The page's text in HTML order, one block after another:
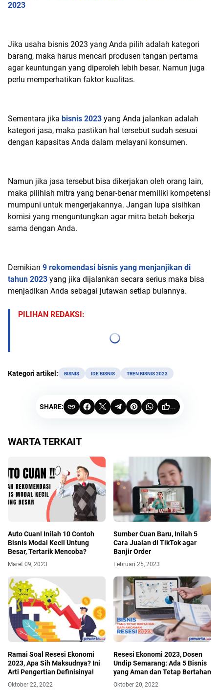
2023
Jika usaha bisnis 2023 yang Anda pilih adalah kategori
barang, maka harus mencari produsen tangan pertama
agar keuntungan yang diperoleh lebih besar. Namun juga
perlu memperhatikan faktor kualitas.
Sementara jika bisnis 2023 yang Anda jalankan adalah
kategori jasa, maka pastikan hal tersebut sudah sesuai
dengan kapasitas Anda dalam melayani konsumen.
Namun jika jasa tersebut bisa dikerjakan oleh orang lain,
maka pilihlah mitra yang benar-benar memiliki kompetensi
mumpuni untuk mengerjakannya. Jangan lupa sisihkan
komisi yang menguntungkan agar mitra betah bekerja
sama dengan Anda.
Demikian 9 rekomendasi bisnis yang menjanjikan di
tahun 2023 yang jika dijalankan secara serius maka bisa
menjadikan Anda sebagai jutawan setiap bulannya.
PILIHAN REDAKSI:
Kategori artikel: BISNIS IDE BISNIS TREN BISNIS 2023
SHARE: ...
WARTA TERKAIT
Auto Cuan! Inilah 10 Contoh
Bisnis Modal Kecil Untung
Besar, Tertarik Mencoba?
Maret 09, 2023
Sumber Cuan Baru, Inilah 5
Cara Jualan di TikTok agar
Banjir Order
Februari 25, 2023
Ramai Soal Resesi Ekonomi
2023, Apa Sih Maksudnya? Ini
Arti Pengertian Definisinya!
Oktober 22, 2022
Resesi Ekonomi 2023, Dosen
Undip Semarang: Ada 5 Bisnis
yang Aman dan Tetap Bertahan
Oktober 20, 2022